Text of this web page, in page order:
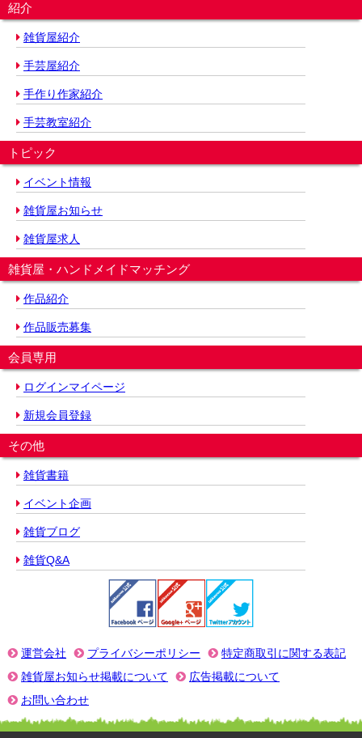
紹介
雑貨屋紹介
手芸屋紹介
手作り作家紹介
手芸教室紹介
トピック
イベント情報
雑貨屋お知らせ
雑貨屋求人
雑貨屋・ハンドメイドマッチング
作品紹介
作品販売募集
会員専用
ログインマイページ
新規会員登録
その他
雑貨書籍
イベント企画
雑貨ブログ
雑貨Q&A
運営会社 プライバシーポリシー
特定商取引に関する表記
雑貨屋お知らせ掲載について
広告掲載について
お問い合わせ